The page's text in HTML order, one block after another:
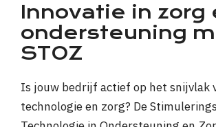
Innovatie in zorg
ondersteuning
STOZ
Is jouw bedrijf actief op het snijvlak
technologie en zorg? De